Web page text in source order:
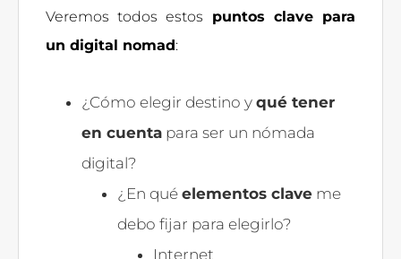
Veremos todos estos puntos clave para
un digital nomad:
¿Cómo elegir destino y qué tener
en cuenta para ser un nómada
digital?
¿En qué elementos clave me
debo fijar para elegirlo?
Internet